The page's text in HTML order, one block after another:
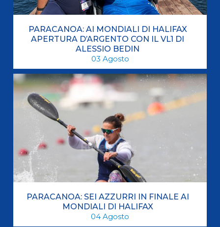
PARACANOA: AI MONDIALI DI HALIFAX
APERTURA D’ARGENTO CON IL VL1 DI
ALESSIO BEDIN
03 Agosto
PARACANOA: SEI AZZURRI IN FINALE AI
MONDIALI DI HALIFAX
04 Agosto